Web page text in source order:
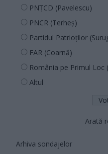
PNȚCD (Pavelescu)
PNCR (Terheș)
Partidul Patrioților
FAR (Coarnă)
România pe Primul Loc
Altul
Arată
Arhiva sondajelor